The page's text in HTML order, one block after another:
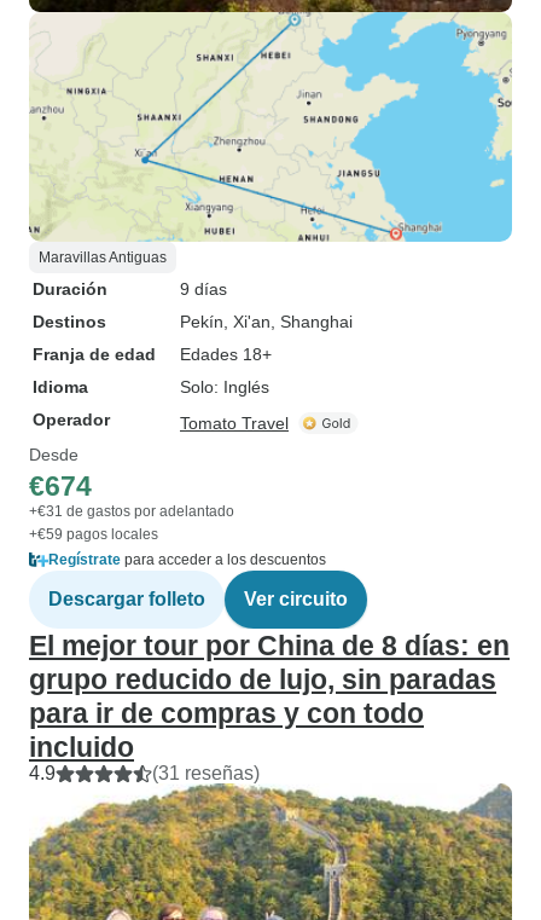
Maravillas Antiguas
Duración
9 días
Destinos
Pekín , Xi'an , Shanghai
Franja de edad
Edades 18+
Idioma
Solo: Inglés
Operador
Tomato Travel
Desde
€674
+€31 de gastos por adelantado
+€59 pagos locales
Regístrate para acceder a los descuentos
Descargar folleto Ver circuito
El mejor tour por China de 8 días: en
grupo reducido de lujo, sin paradas
para ir de compras y con todo
incluido
4.9 (31 reseñas)